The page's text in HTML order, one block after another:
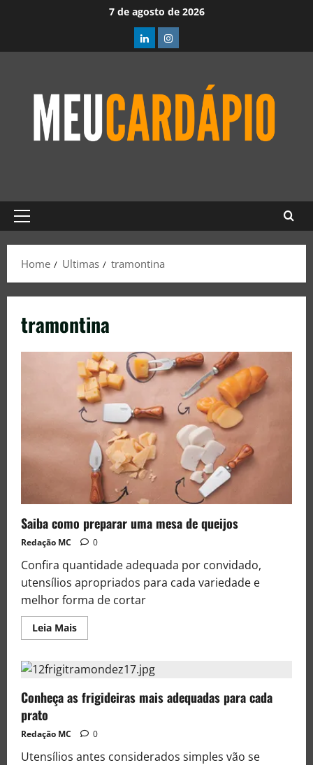
7 de agosto de 2026
Home Ultimas tramontina
tramontina
Saiba como preparar uma mesa de queijos
Redação MC 0
Confira quantidade adequada por convidado,
utensílios apropriados para cada variedade e
melhor forma de cortar
Leia Mais
Conheça as frigideiras mais adequadas para cada
prato
Redação MC 0
Utensílios antes considerados simples vão se